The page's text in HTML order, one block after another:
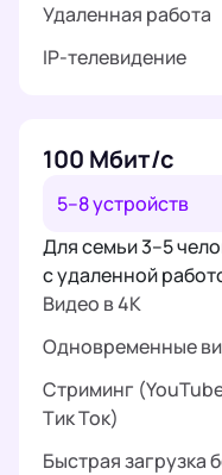
Удаленная работа
IP-телевидение
100 Мбит/с
5–8 устройств
Для семьи 3–5
с удаленной
Видео в 4K
Одновременные
Стриминг
Тик Ток)
Быстрая загрузка